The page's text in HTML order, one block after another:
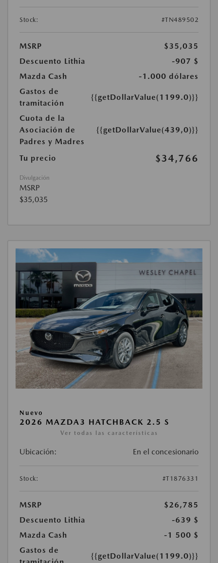
Stock: #TN489502
MSRP
$35,035
Descuento Lithia
-907 $
Mazda Cash
-1.000 dólares
Gastos de
tramitación
{{getDollarValue(1199.0)}}
Cuota de la
Asociación de
Padres y Madres
{{getDollarValue(439,0)}}
Tu precio $34,766
Divulgación
MSRP
$35,035
Nuevo
2026 MAZDA3 HATCHBACK 2.5 S
Ver todas las características
Ubicación: En el concesionario
Stock: #T1876331
MSRP
$26,785
Descuento Lithia
-639 $
Mazda Cash
-1 500 $
Gastos de
{{getDollarValue(1199.0)}}